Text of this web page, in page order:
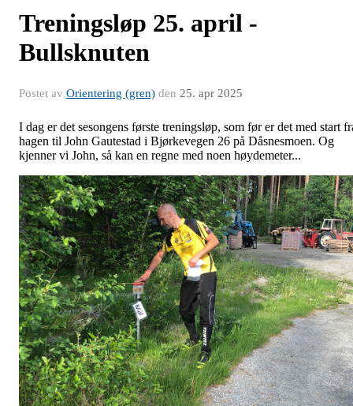
Treningsløp 25. april -
Bullsknuten
Postet av Orientering (gren) den 25. apr 2025
I dag er det sesongens første treningsløp, som før er det med start
hagen til John Gautestad i Bjørkevegen 26 på Dåsnesmoen. Og
kjenner vi John, så kan en regne med noen høydemeter...